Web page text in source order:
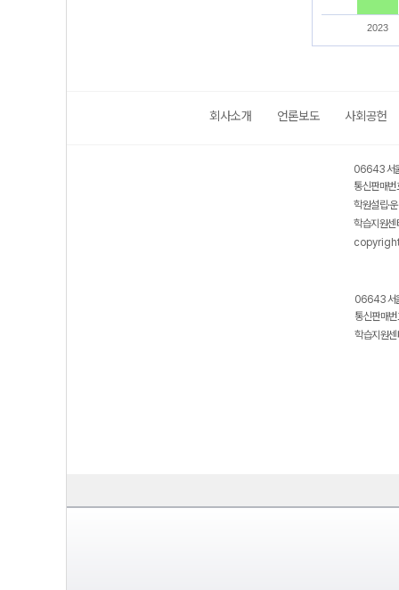
2023
회사소개 언론보도 사회공헌
06643 서
통신판매
학원설립·
학습지원
06643 서
통신판매
학습지원